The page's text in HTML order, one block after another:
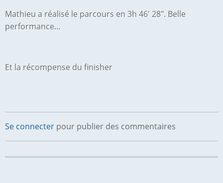
Mathieu a réalisé le parcours en 3h 46' 28". Belle
performance...
Et la récompense du finisher
Se connecter pour publier des commentaires